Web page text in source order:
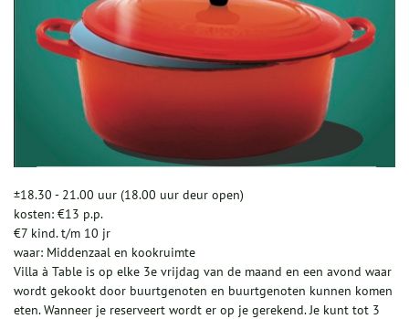
±18.30 - 21.00 uur (18.00 uur deur open)
kosten: €13 p.p.
€7 kind. t/m 10 jr
waar: Middenzaal en kookruimte
Villa à Table is op elke 3e vrijdag van de maand en een avond waar
wordt gekookt door buurtgenoten en buurtgenoten kunnen komen
eten. Wanneer je reserveert wordt er op je gerekend. Je kunt tot 3